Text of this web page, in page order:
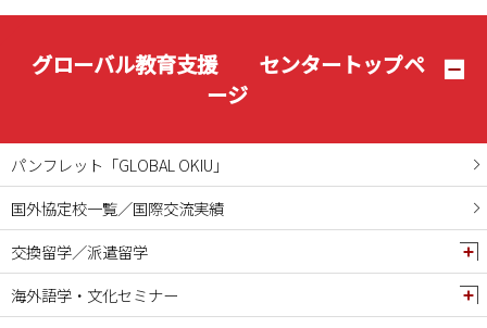
2025年02月
2025年01月
2024年10月
2024年09月
2024年08月
2024年07月
2024年06月
2024年05月
グローバル教育支援 センタートップペ
ージ
パンフレット「GLOBAL OKIU」
国外協定校一覧／国際交流実績
交換留学／派遣留学
海外語学・文化セミナー